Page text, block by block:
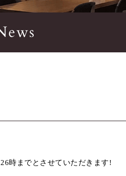
時までとさせていただきます!